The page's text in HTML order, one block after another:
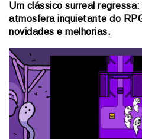
Um clássico surreal
atmosfera inquietante do
novidades e melhorias.